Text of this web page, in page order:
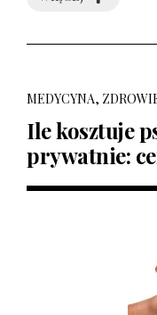
MEDYCYNA,
Ile kosztuje
prywatnie: